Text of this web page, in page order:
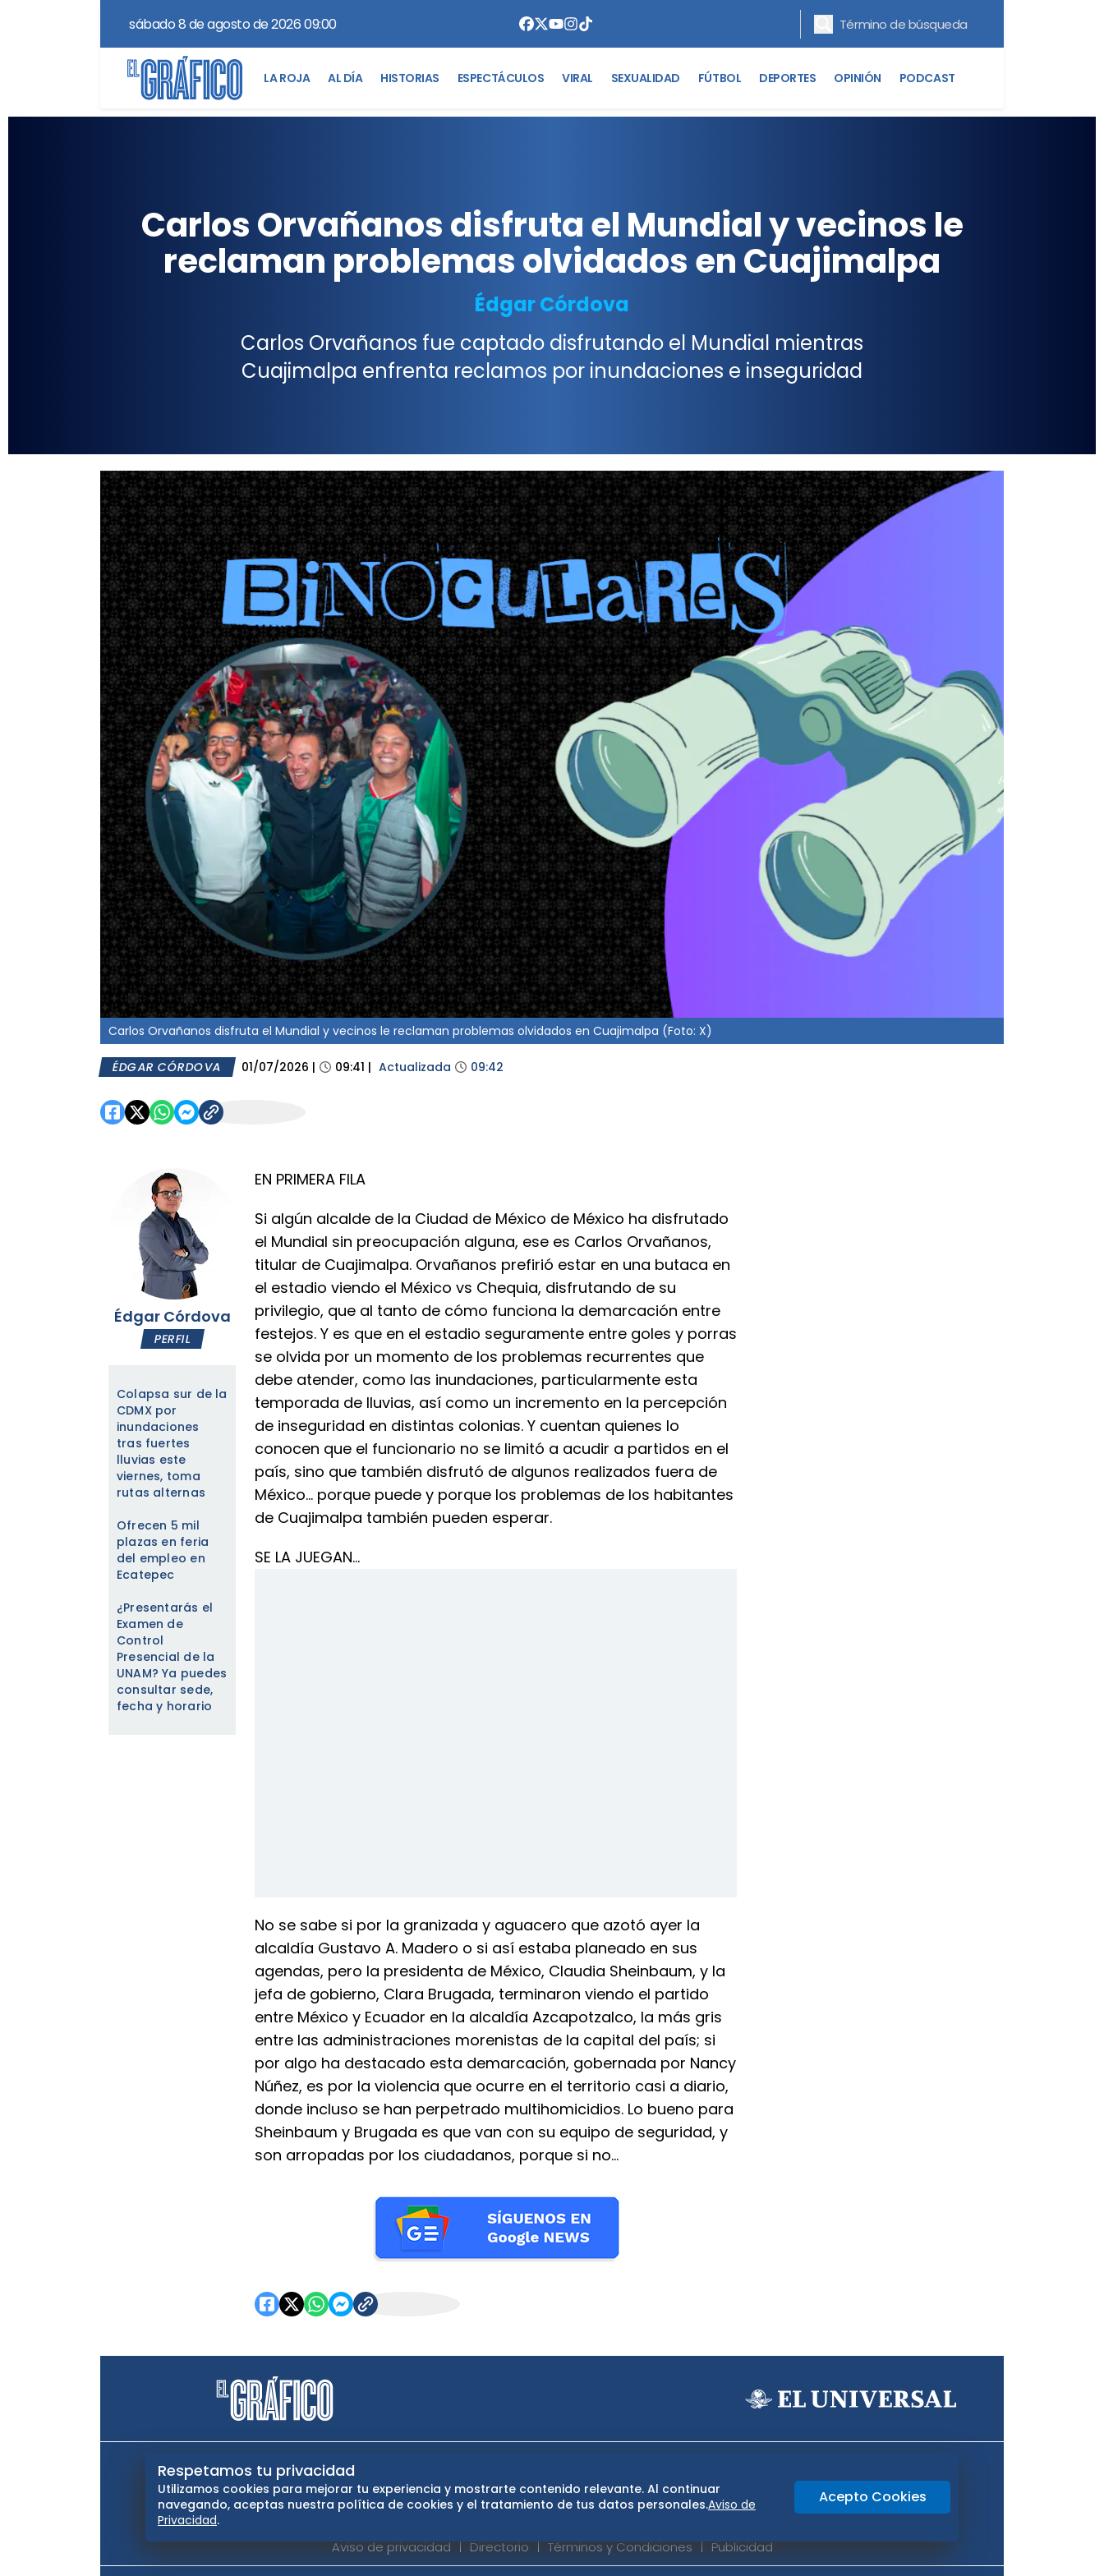
sábado 8 de agosto de 2026 09:00
LA ROJA AL DÍA HISTORIAS ESPECTÁCULOS VIRAL SEXUALIDAD FÚTBOL DEPORTES OPINIÓN PODCAST
Carlos Orvañanos disfruta el Mundial y vecinos le
reclaman problemas olvidados en Cuajimalpa
Édgar Córdova
Carlos Orvañanos fue captado disfrutando el Mundial mientras
Cuajimalpa enfrenta reclamos por inundaciones e inseguridad
Carlos Orvañanos disfruta el Mundial y vecinos le reclaman problemas olvidados en Cuajimalpa (Foto: X)
ÉDGAR CÓRDOVA 01/07/2026 | 09:41 | Actualizada 09:42
Édgar Córdova
PERFIL
Colapsa sur de la
CDMX por
inundaciones
tras fuertes
lluvias este
viernes, toma
rutas alternas
Ofrecen 5 mil
plazas en feria
del empleo en
Ecatepec
¿Presentarás el
Examen de
Control
Presencial de la
UNAM? Ya puedes
consultar sede,
fecha y horario
EN PRIMERA FILA
Si algún alcalde de la Ciudad de México de México ha disfrutado
el Mundial sin preocupación alguna, ese es Carlos Orvañanos,
titular de Cuajimalpa. Orvañanos prefirió estar en una butaca en
el estadio viendo el México vs Chequia, disfrutando de su
privilegio, que al tanto de cómo funciona la demarcación entre
festejos. Y es que en el estadio seguramente entre goles y porras
se olvida por un momento de los problemas recurrentes que
debe atender, como las inundaciones, particularmente esta
temporada de lluvias, así como un incremento en la percepción
de inseguridad en distintas colonias. Y cuentan quienes lo
conocen que el funcionario no se limitó a acudir a partidos en el
país, sino que también disfrutó de algunos realizados fuera de
México… porque puede y porque los problemas de los habitantes
de Cuajimalpa también pueden esperar.
SE LA JUEGAN...
No se sabe si por la granizada y aguacero que azotó ayer la
alcaldía Gustavo A. Madero o si así estaba planeado en sus
agendas, pero la presidenta de México, Claudia Sheinbaum, y la
jefa de gobierno, Clara Brugada, terminaron viendo el partido
entre México y Ecuador en la alcaldía Azcapotzalco, la más gris
entre las administraciones morenistas de la capital del país; si
por algo ha destacado esta demarcación, gobernada por Nancy
Núñez, es por la violencia que ocurre en el territorio casi a diario,
donde incluso se han perpetrado multihomicidios. Lo bueno para
Sheinbaum y Brugada es que van con su equipo de seguridad, y
son arropadas por los ciudadanos, porque si no…
El Universal Vive USA Clase
Querétaro
San Luis Potosí Edomex Consultas Hidalgo Oaxaca
Aviso de privacidad Directorio Términos y Condiciones Publicidad
Respetamos tu privacidad
Utilizamos cookies para mejorar tu experiencia y mostrarte contenido relevante. Al continuar
navegando, aceptas nuestra política de cookies y el tratamiento de tus datos personales.Aviso de
Privacidad.
Acepto Cookies